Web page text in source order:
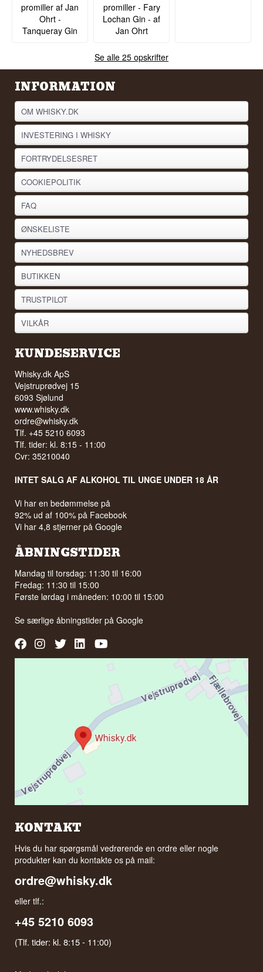
promiller af Jan
Ohrt -
Tanqueray Gin
promiller - Fary
Lochan Gin - af
Jan Ohrt
Se alle 25 opskrifter
INFORMATION
OM WHISKY.DK
INVESTERING I WHISKY
FORTRYDELSESRET
COOKIEPOLITIK
FAQ
ØNSKELISTE
NYHEDSBREV
BUTIKKEN
TRUSTPILOT
VILKÅR
KUNDESERVICE
Whisky.dk ApS
Vejstruprødvej 15
6093 Sjølund
www.whisky.dk
ordre@whisky.dk
Tlf. +45 5210 6093
Tlf. tider: kl. 8:15 - 11:00
Cvr: 35210040
INTET SALG AF ALKOHOL TIL UNGE UNDER 18 ÅR
Vi har en bedømmelse på
92% ud af 100% på Facebook
Vi har 4,8 stjerner på Google
ÅBNINGSTIDER
Mandag til torsdag: 11:30 til 16:00
Fredag: 11:30 til 15:00
Første lørdag i måneden: 10:00 til 15:00
Se særlige åbningstider påGoogle
KONTAKT
Hvis du har spørgsmål vedrørende en ordre eller nogle
produkter kan du kontakte os på mail:
ordre@whisky.dk
eller tlf.:
+45 5210 6093
(Tlf. tider: kl. 8:15 - 11:00)